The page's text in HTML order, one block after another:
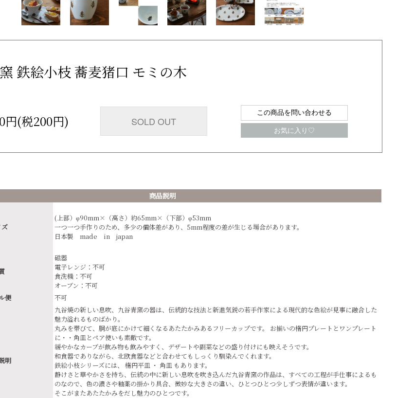
鉄絵小枝 蕎麦猪口 モミの木
円(税200円) SOLD OUT
この商品を問い合わせる
お気に入り♡
商品説明
(上部）φ90mm×（高さ）約65mm×（下部）φ53mm
一つ一つ手作りのため、多少の個体差があり、5mm程度の差が生じる場合があります。
日本製 made in japan
磁器
電子レンジ：不可
食洗機：不可
オーブン：不可
便
不可
明
九谷焼の新しい息吹、九谷青窯の器は、伝統的な技法と新進気鋭の若手作家による現代的な色絵が見事に融合した
魅力溢れるものばかり。
丸みを帯びて、胴が底にかけて細くなるあたたかみあるフリーカップです。 お揃いの楕円プレートとワンプレート
に・・角皿とペア使いも素敵です。
緩やかなカーブが飲み物も飲みやすく、デザートや副菜などの盛り付けにも映えそうです。
和食器でありながら、北欧食器などと合わせてもしっくり馴染んでくれます。
鉄絵小枝シリーズには、 楕円平皿 ・ 角皿 もあります。
静けさと華やかさを持ち、伝統の中に新しい息吹を吹き込んだ九谷青窯の作品は、すべての工程が手仕事によるも
のなので、色の濃さや釉薬の掛かり具合、微妙な大きさの違い、ひとつひとつ少しずつ表情が違います。
そこがまたあたたかみをだし魅力のひとつです。